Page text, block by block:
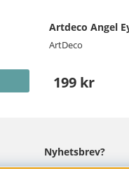
Artdeco Angel
ArtDeco
199 kr
Nyhetsbrev?